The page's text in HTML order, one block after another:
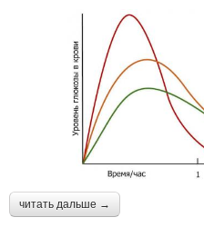
читать дальше →